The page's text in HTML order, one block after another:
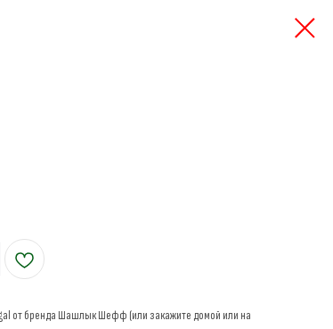
от бренда Шашлык Шефф (или закажите домой или на